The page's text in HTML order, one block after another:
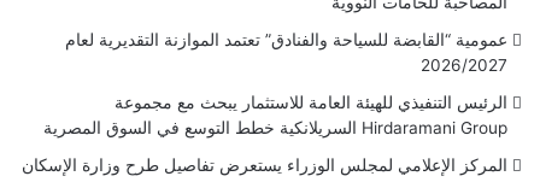
عمومية “القابضة للسياحة والفنادق” تعتمد الموازنة التقديرية لعام
2026/2027
الرئيس التنفيذي للهيئة العامة للاستثمار يبحث مع مجموعة
Hirdaramani Group السريلانكية خطط التوسع في السوق المصرية
المركز الإعلامي لمجلس الوزراء يستعرض تفاصيل طرح وزارة الإسكان